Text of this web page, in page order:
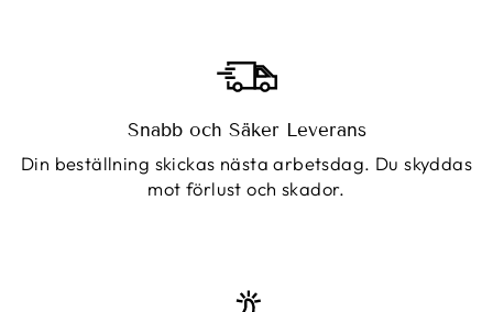
Snabb och Säker Leverans
Din beställning skickas nästa arbetsdag. Du skyddas
mot förlust och skador.